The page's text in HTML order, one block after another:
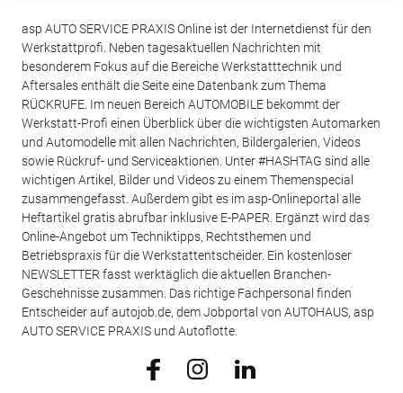
asp AUTO SERVICE PRAXIS Online ist der Internetdienst für den
Werkstattprofi. Neben tagesaktuellen Nachrichten mit
besonderem Fokus auf die Bereiche Werkstatttechnik und
Aftersales enthält die Seite eine Datenbank zum Thema
RÜCKRUFE. Im neuen Bereich AUTOMOBILE bekommt der
Werkstatt-Profi einen Überblick über die wichtigsten Automarken
und Automodelle mit allen Nachrichten, Bildergalerien, Videos
sowie Rückruf- und Serviceaktionen. Unter #HASHTAG sind alle
wichtigen Artikel, Bilder und Videos zu einem Themenspecial
zusammengefasst. Außerdem gibt es im asp-Onlineportal alle
Heftartikel gratis abrufbar inklusive E-PAPER. Ergänzt wird das
Online-Angebot um Techniktipps, Rechtsthemen und
Betriebspraxis für die Werkstattentscheider. Ein kostenloser
NEWSLETTER fasst werktäglich die aktuellen Branchen-
Geschehnisse zusammen. Das richtige Fachpersonal finden
Entscheider auf autojob.de, dem Jobportal von AUTOHAUS, asp
AUTO SERVICE PRAXIS und Autoflotte.